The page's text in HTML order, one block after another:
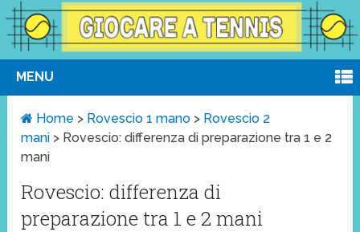
MENU
Home > Rovescio 1 mano > Rovescio 2
mani > Rovescio: differenza di preparazione tra 1 e 2
mani
Rovescio: differenza di
preparazione tra 1 e 2 mani